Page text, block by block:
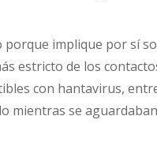
porque implique por sí
estricto de los
con hantavirus,
mientras se